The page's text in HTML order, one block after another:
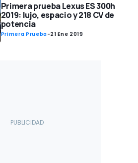
Primera prueba Lexus ES 300h
2019: lujo, espacio y 218 CV de
potencia
Primera Prueba-21 Ene 2019